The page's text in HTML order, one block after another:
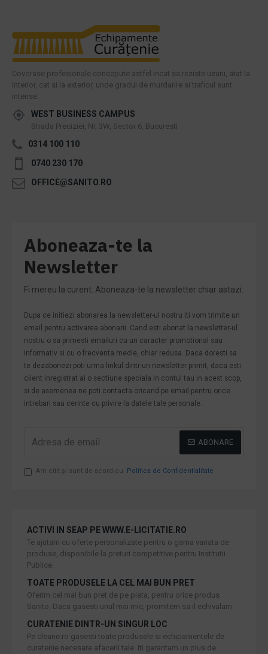
Covorase profesionale concepute astfel incat sa reziste uzurii, atat la
interior, cat si la exterior, unde gradul de murdarire si traficul sunt
intense.
WEST BUSINESS CAMPUS
Strada Preciziei, Nr, 3W, Sector 6, Bucuresti
0314 100 110
0740 230 170
OFFICE@SANITO.RO
Aboneaza-te la
Newsletter
Fi mereu la curent. Aboneaza-te la newsletter chiar astazi.
Dupa ce initiezi abonarea la newsletter-ul nostru iti vom trimite un
email pentru activarea abonarii. Cand esti abonat la newsletter-ul
nostru o sa primesti emailuri cu un caracter promotional sau
informativ si cu o frecventa medie, chiar redusa. Daca doresti sa
te dezabonezi poti urma linkul dintr-un newsletter primit, daca esti
client inregistrat ai o sectiune speciala in contul tau in acest scop,
si de asemenea ne poti contacta oricand pe email pentru orice
intrebari sau cerinte cu privire la datele tale personale.
ABONARE
Am citit şi sunt de acord cu Politica de Confidentialitate
ACTIVI IN SEAP PE WWW.E-LICITATIE.RO
Te ajutam cu oferte personalizate pentru o gama variata de
produse, disponibile la preturi competitive pentru Institutii
Publice.
TOATE PRODUSELE LA CEL MAI BUN PRET
Oferim cel mai bun pret de pe piata, pentru orice produs
Sanito. Daca gasesti unul mai mic, promitem sa il echivalam.
CURATENIE DINTR-UN SINGUR LOC
Pe cleane.ro gasesti toate produsele si echipamentele de
curatenie necesare afacerii tale. Iti garantam un plus de